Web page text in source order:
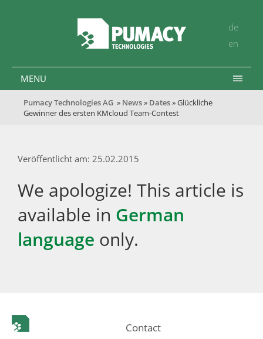
de
en
MENU
Pumacy Technologies AG » News» Dates» Glückliche
Gewinner des ersten KMcloud Team-Contest
Veröffentlicht am: 25.02.2015
We apologize! This article is
available in German
language only.
Contact